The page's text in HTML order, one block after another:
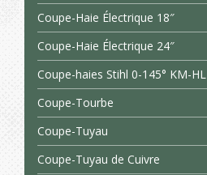
Coupe-Haie Électrique 18″
Coupe-Haie Électrique 24″
Coupe-haies Stihl 0-145° KM-HL
Coupe-Tourbe
Coupe-Tuyau
Coupe-Tuyau de Cuivre